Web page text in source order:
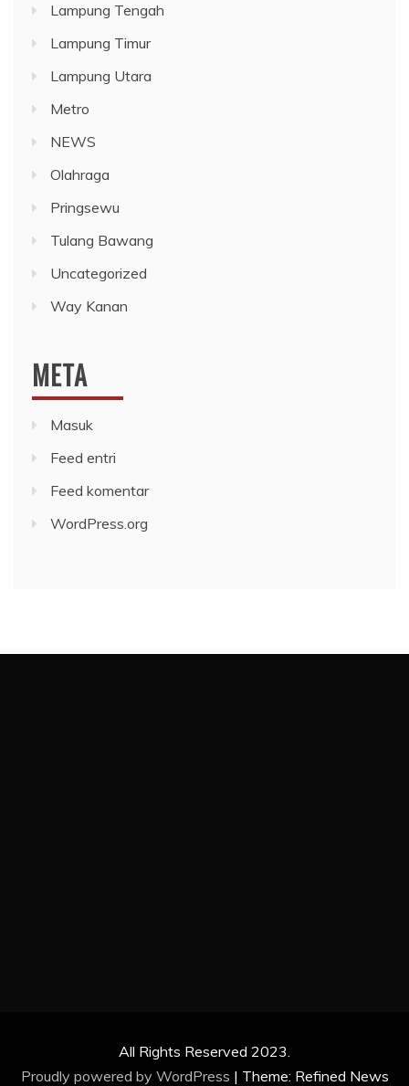
Lampung Tengah
Lampung Timur
Lampung Utara
Metro
NEWS
Olahraga
Pringsewu
Tulang Bawang
Uncategorized
Way Kanan
META
Masuk
Feed entri
Feed komentar
WordPress.org
All Rights Reserved 2023.
Proudly powered by WordPress | Theme: Refined News